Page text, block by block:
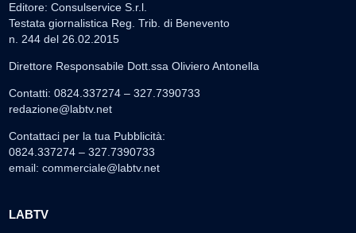
Editore: Consulservice S.r.l.
Testata giornalistica Reg. Trib. di Benevento
n. 244 del 26.02.2015
Direttore Responsabile Dott.ssa Oliviero Antonella
Contatti: 0824.337274 – 327.7390733
redazione@labtv.net
Contattaci per la tua Pubblicità:
0824.337274 – 327.7390733
email: commerciale@labtv.net
LABTV